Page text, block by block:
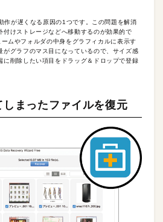
作が遅くなる原因の1つです。この問題を解消
付けストレージなどへ移動するのが効果的で
ムやフォルダの中身をグラフィカルに表示す
がグラフのマス目になっているので、サイズ感
に削除したい項目をドラッグ＆ドロップで登録
しまったファイルを復元